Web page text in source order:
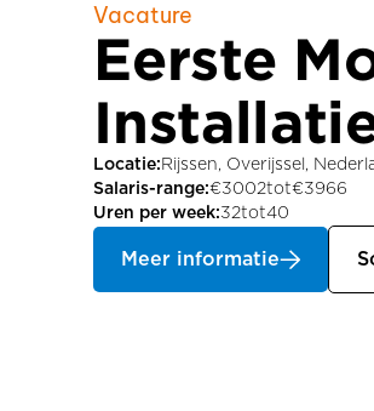
Vacature
Eerste
Locatie: Rijssen, Overijssel,
Salaris-range:€3002tot€3966
Uren per week:32tot40
Meer informatie